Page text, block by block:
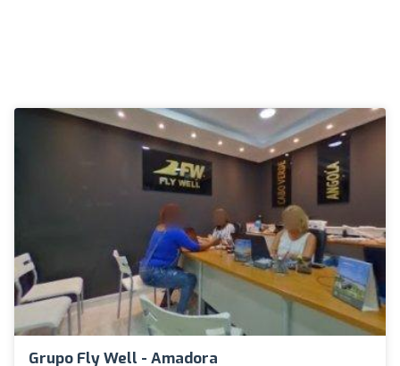
Grupo Fly Well - Amadora